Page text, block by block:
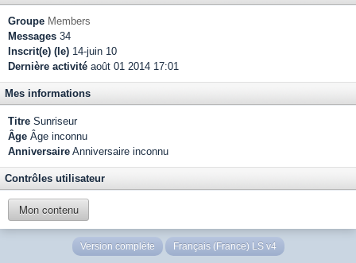
Groupe Members
Messages 34
Inscrit(e) (le) 14-juin 10
Dernière activité août 01 2014 17:01
Mes informations
Titre Sunriseur
Âge Âge inconnu
Anniversaire Anniversaire inconnu
Contrôles utilisateur
Mon contenu
Version complète Français (France) LS v4